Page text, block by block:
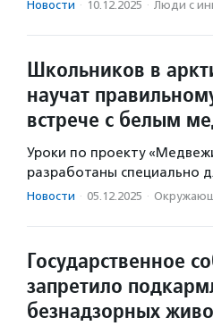
Новости · 10.12.2025 · Люди с
Школьников в
научат
встрече с белым
Уроки по проекту
разработаны специально
Новости · 05.12.2025 ·
Государственное
запретило
безнадзорных